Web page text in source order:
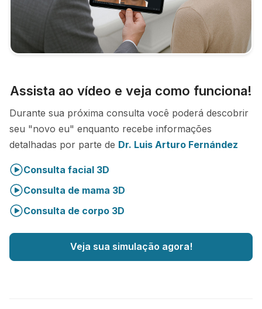
Assista ao vídeo e veja como funciona!
Durante sua próxima consulta você poderá descobrir
seu "novo eu" enquanto recebe informações
detalhadas por parte de Dr. Luis Arturo Fernández
Consulta facial 3D
Consulta de mama 3D
Consulta de corpo 3D
Veja sua simulação agora!